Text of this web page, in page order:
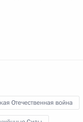
в регионах
Отечественная война